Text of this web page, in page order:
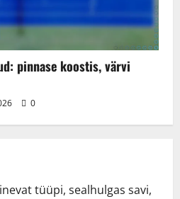
pinnase koostis, värvi
0
tüüpi, sealhulgas savi,